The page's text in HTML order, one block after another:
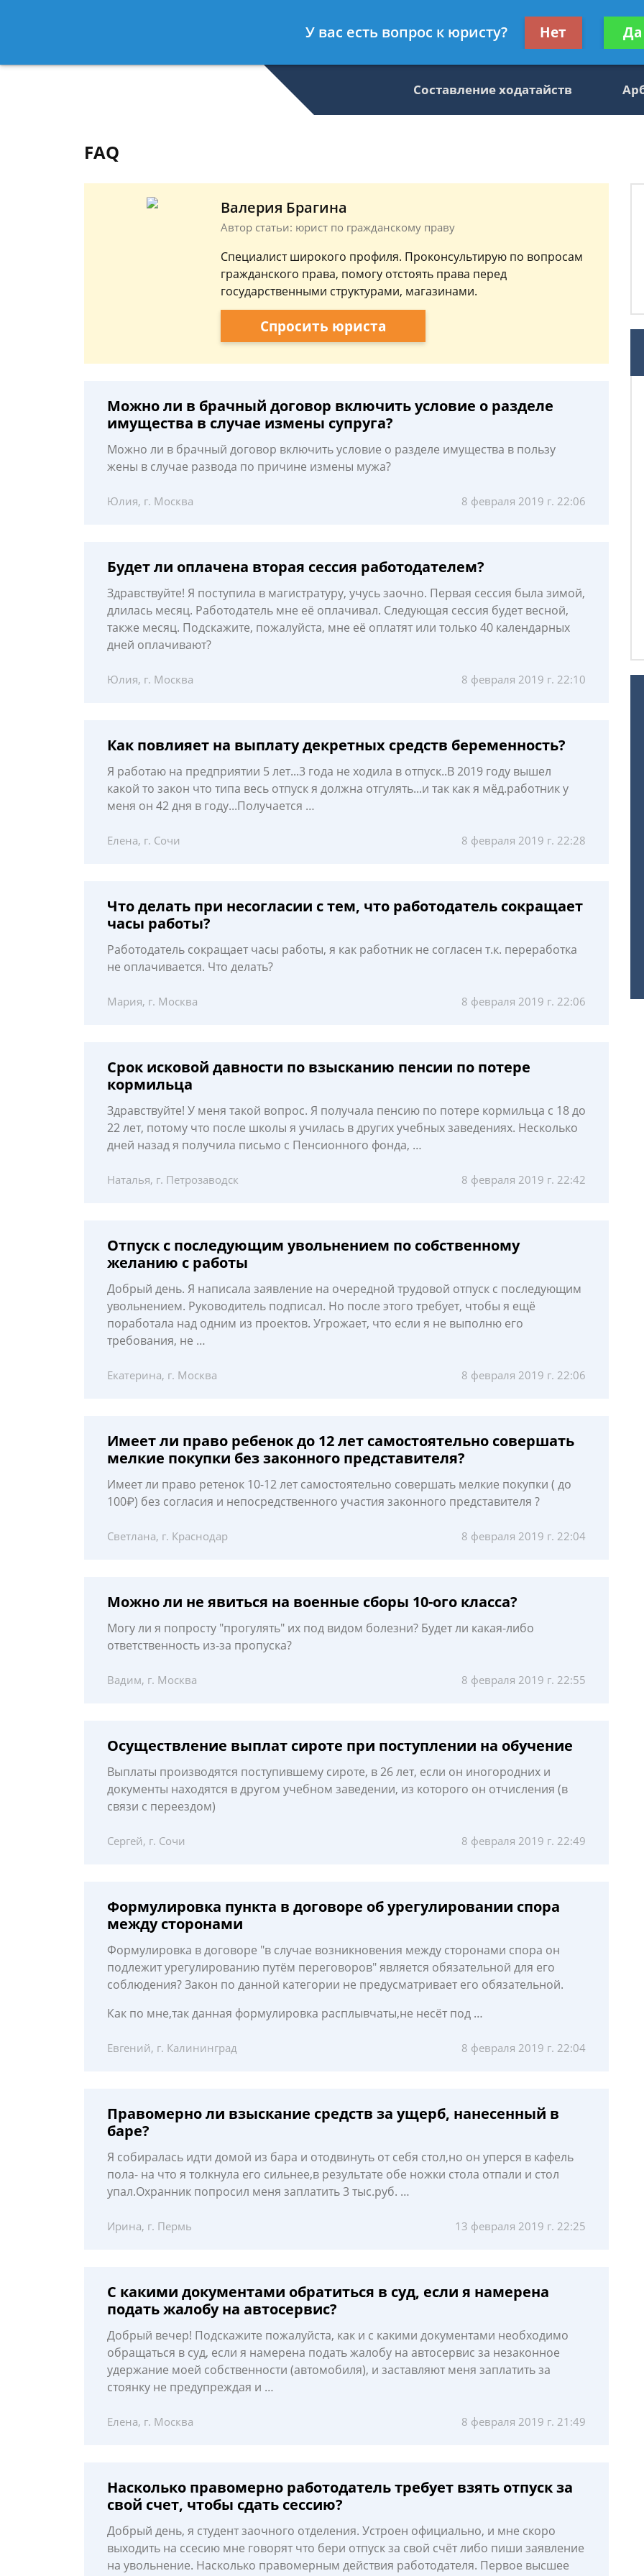
- Юрист по гражданскому праву
Получите
Составление ходатайств
FAQ
Валерия Брагина
Автор статьи: юрист по гражданскому праву
Специалист широкого профиля. Проконсультирую по вопросам
гражданского права, помогу отстоять права перед
государственными структурами, магазинами.
Спросить юриста
Можно ли в брачный договор включить условие о разделе
имущества в случае измены супруга?
Можно ли в брачный договор включить условие о разделе имущества в пользу
жены в случае развода по причине измены мужа?
Юлия, г. Москва 8 февраля 2019 г. 22:06
Будет ли оплачена вторая сессия работодателем?
Здравствуйте! Я поступила в магистратуру, учусь заочно. Первая сессия была зимой,
длилась месяц. Работодатель мне её оплачивал. Следующая сессия будет весной,
также месяц. Подскажите, пожалуйста, мне её оплатят или только 40 календарных
дней оплачивают?
Юлия, г. Москва 8 февраля 2019 г. 22:10
Как повлияет на выплату декретных средств беременность?
Я работаю на предприятии 5 лет...3 года не ходила в отпуск..В 2019 году вышел
какой то закон что типа весь отпуск я должна отгулять...и так как я мёд.работник у
меня он 42 дня в году...Получается …
Елена, г. Сочи 8 февраля 2019 г. 22:28
Что делать при несогласии с тем, что работодатель сокращает
часы работы?
Работодатель сокращает часы работы, я как работник не согласен т.к. переработка
не оплачивается. Что делать?
Мария, г. Москва 8 февраля 2019 г. 22:06
Срок исковой давности по взысканию пенсии по потере
кормильца
Здравствуйте! У меня такой вопрос. Я получала пенсию по потере кормильца с 18 до
22 лет, потому что после школы я училась в других учебных заведениях. Несколько
дней назад я получила письмо с Пенсионного фонда, …
Наталья, г. Петрозаводск 8 февраля 2019 г. 22:42
Отпуск с последующим увольнением по собственному
желанию с работы
Добрый день. Я написала заявление на очередной трудовой отпуск с последующим
увольнением. Руководитель подписал. Но после этого требует, чтобы я ещё
поработала над одним из проектов. Угрожает, что если я не выполню его
требования, не …
Екатерина, г. Москва 8 февраля 2019 г. 22:06
Имеет ли право ребенок до 12 лет самостоятельно совершать
мелкие покупки без законного представителя?
Имеет ли право ретенок 10-12 лет самостоятельно совершать мелкие покупки ( до
100₽) без согласия и непосредственного участия законного представителя ?
Светлана, г. Краснодар 8 февраля 2019 г. 22:04
Можно ли не явиться на военные сборы 10-ого класса?
Могу ли я попросту "прогулять" их под видом болезни? Будет ли какая-либо
ответственность из-за пропуска?
Вадим, г. Москва 8 февраля 2019 г. 22:55
Осуществление выплат сироте при поступлении на обучение
Выплаты производятся поступившему сироте, в 26 лет, если он иногородних и
документы находятся в другом учебном заведении, из которого он отчисления (в
связи с переездом)
Сергей, г. Сочи 8 февраля 2019 г. 22:49
Формулировка пункта в договоре об урегулировании спора
между сторонами
Формулировка в договоре "в случае возникновения между сторонами спора он
подлежит урегулированию путём переговоров" является обязательной для его
соблюдения? Закон по данной категории не предусматривает его обязательной.
Как по мне,так данная формулировка расплывчаты,не несёт под …
Евгений, г. Калининград 8 февраля 2019 г. 22:04
Правомерно ли взыскание средств за ущерб, нанесенный в
баре?
Я собиралась идти домой из бара и отодвинуть от себя стол,но он уперся в кафель
пола- на что я толкнула его сильнее,в результате обе ножки стола отпали и стол
упал.Охранник попросил меня заплатить 3 тыс.руб. …
Ирина, г. Пермь 13 февраля 2019 г. 22:25
С какими документами обратиться в суд, если я намерена
подать жалобу на автосервис?
Добрый вечер! Подскажите пожалуйста, как и с какими документами необходимо
обращаться в суд, если я намерена подать жалобу на автосервис за незаконное
удержание моей собственности (автомобиля), и заставляют меня заплатить за
стоянку не предупреждая и …
Елена, г. Москва 8 февраля 2019 г. 21:49
Насколько правомерно работодатель требует взять отпуск за
свой счет, чтобы сдать сессию?
Добрый день, я студент заочного отделения. Устроен официально, и мне скоро
выходить на ссесию мне говорят что бери отпуск за свой счёт либо пиши заявление
на увольнение. Насколько правомерным действия работодателя. Первое высшее
У вас есть вопрос к юристу? Нет Да